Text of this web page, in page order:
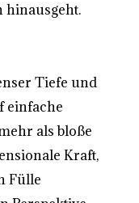
hinausgeht.
Tiefe und
einfache
als bloße
Kraft,
Fülle